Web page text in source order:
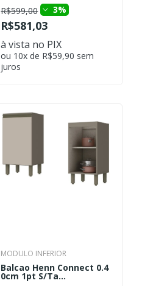
R$599,00
3%
R$581,03
à vista no PIX
ou 10x de R$59,90 sem
juros
MODULO INFERIOR
Balcao Henn Connect 0.4
0cm 1pt S/Ta...